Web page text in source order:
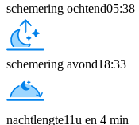
schemering ochtend05:38
schemering avond18:33
nachtlengte11u en 4 min